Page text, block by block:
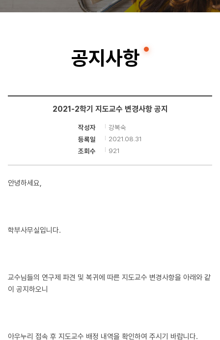
교
학
공지사항
2021-2학기 지도교수 변경사항 공지
작성자
강복숙
등록일
2021.08.31
조회수
921
안녕하세요,
학부사무실입니다.
교수님들의 연구제 파견 및 복귀에 따른 지도교수 변경사항을 아래와 같
이 공지하오니
아우누리 접속 후 지도교수 배정 내역을 확인하여 주시기 바랍니다.